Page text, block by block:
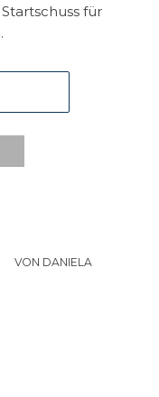
für
VON DANIELA